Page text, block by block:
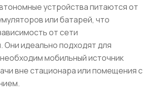
устройства питаются от
или батарей, что
от сети
Они идеально подходят для
мобильный источник
вне стационара или помещения с